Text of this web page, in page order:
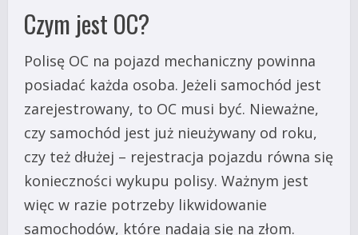
Czym jest OC?
Polisę OC na pojazd mechaniczny powinna
posiadać każda osoba. Jeżeli samochód jest
zarejestrowany, to OC musi być. Nieważne,
czy samochód jest już nieużywany od roku,
czy też dłużej – rejestracja pojazdu równa się
konieczności wykupu polisy. Ważnym jest
więc w razie potrzeby likwidowanie
samochodów, które nadają się na złom.